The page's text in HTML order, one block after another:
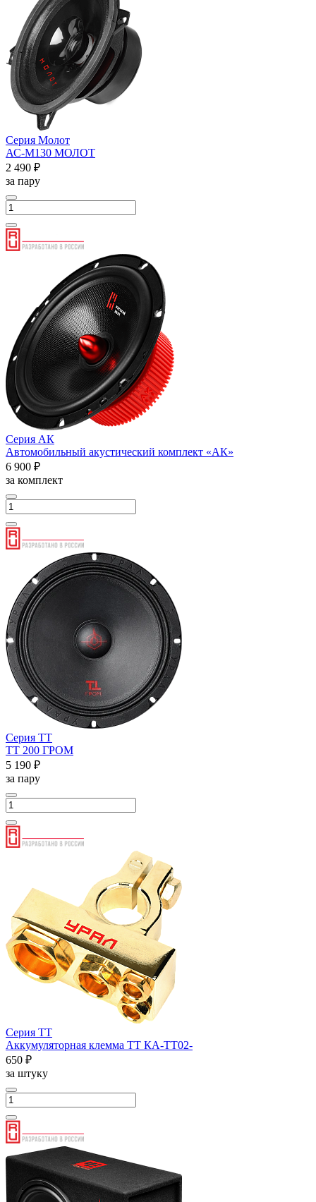
Серия Молот
АС-М130 МОЛОТ
2 490 ₽
за пару
Серия АК
Автомобильный акустический комплект «АК»
6 900 ₽
за комплект
Серия ТТ
ТТ 200 ГРОМ
5 190 ₽
за пару
Серия ТТ
Аккумуляторная клемма ТТ КА-ТТ02-
650 ₽
за штуку